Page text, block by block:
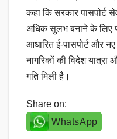
कहा कि सरकार पासपोर्ट
अधिक सुलभ बनाने के लिए
आधारित ई-पासपोर्ट और
नागरिकों की विदेश
गति मिली है।
Share on:
WhatsApp